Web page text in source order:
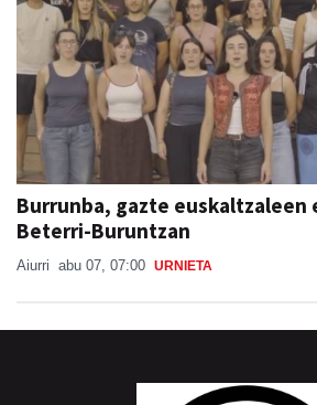
Burrunba, gazte euskaltzaleen
Beterri-Buruntzan
Aiurri abu 07, 07:00 URNIETA